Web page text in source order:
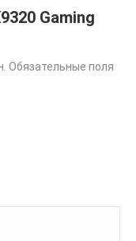
Gaming
Обязательные поля